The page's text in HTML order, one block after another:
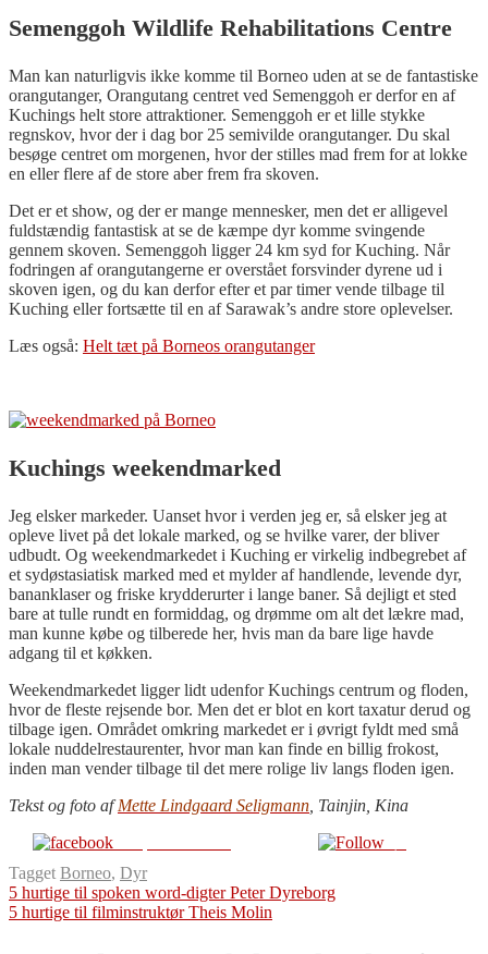
Semenggoh Wildlife Rehabilitations Centre
Man kan naturligvis ikke komme til Borneo uden at se de fantastiske
orangutanger, Orangutang centret ved Semenggoh er derfor en af
Kuchings helt store attraktioner. Semenggoh er et lille stykke
regnskov, hvor der i dag bor 25 semivilde orangutanger. Du skal
besøge centret om morgenen, hvor der stilles mad frem for at lokke
en eller flere af de store aber frem fra skoven.
Det er et show, og der er mange mennesker, men det er alligevel
fuldstændig fantastisk at se de kæmpe dyr komme svingende
gennem skoven. Semenggoh ligger 24 km syd for Kuching. Når
fodringen af orangutangerne er overstået forsvinder dyrene ud i
skoven igen, og du kan derfor efter et par timer vende tilbage til
Kuching eller fortsætte til en af Sarawak’s andre store oplevelser.
Læs også: Helt tæt på Borneos orangutanger
Kuchings weekendmarked
Jeg elsker markeder. Uanset hvor i verden jeg er, så elsker jeg at
opleve livet på det lokale marked, og se hvilke varer, der bliver
udbudt. Og weekendmarkedet i Kuching er virkelig indbegrebet af
et sydøstasiatisk marked med et mylder af handlende, levende dyr,
bananklaser og friske krydderurter i lange baner. Så dejligt et sted
bare at tulle rundt en formiddag, og drømme om alt det lækre mad,
man kunne købe og tilberede her, hvis man da bare lige havde
adgang til et køkken.
Weekendmarkedet ligger lidt udenfor Kuchings centrum og floden,
hvor de fleste rejsende bor. Men det er blot en kort taxatur derud og
tilbage igen. Området omkring markedet er i øvrigt fyldt med små
lokale nuddelrestaurenter, hvor man kan finde en billig frokost,
inden man vender tilbage til det mere rolige liv langs floden igen.
Tekst og foto afMette Lindgaard Seligmann , Tainjin, Kina
Tagget Borneo, Dyr
Indlægsnavigation
5 hurtige til spoken word-digter Peter Dyreborg
5 hurtige til filminstruktør Theis Molin